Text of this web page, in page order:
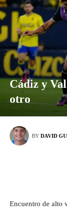
Cádiz y
otro
BY DAVID
Encuentro de alto